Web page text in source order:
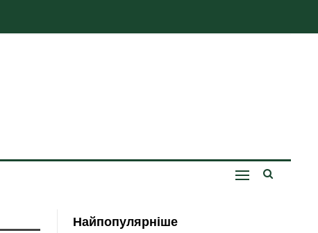
Найпопулярніше